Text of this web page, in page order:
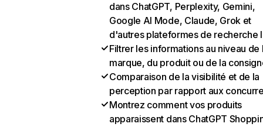
dans ChatGPT, Perplexity, Gemini,
Google AI Mode, Claude, Grok et
d'autres plateformes de recherche
Filtrer les informations au niveau de
marque, du produit ou de la
Comparaison de la visibilité et de la
perception par rapport aux
Montrez comment vos produits
apparaissent dans ChatGPT